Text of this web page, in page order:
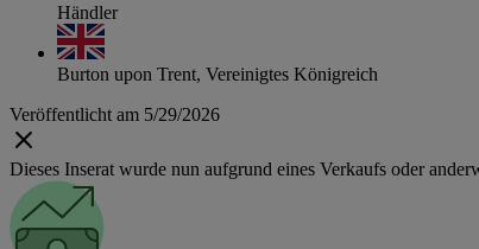
Händler
Burton upon Trent, Vereinigtes Königreich
Veröffentlicht am 5/29/2026
Dieses Inserat wurde nun aufgrund eines Verkaufs oder